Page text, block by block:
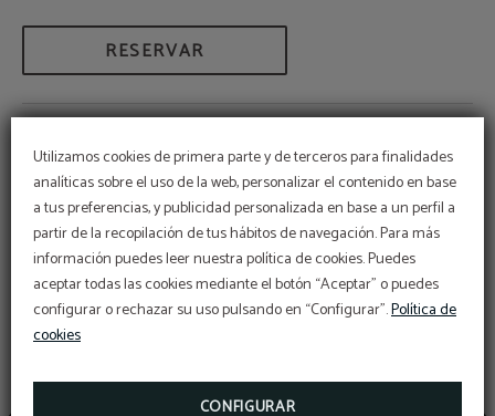
Utilizamos cookies de primera parte y de terceros para finalidades
analíticas sobre el uso de la web, personalizar el contenido en base
a tus preferencias, y publicidad personalizada en base a un perfil a
partir de la recopilación de tus hábitos de navegación. Para más
información puedes leer nuestra política de cookies. Puedes
aceptar todas las cookies mediante el botón “Aceptar” o puedes
configurar o rechazar su uso pulsando en “Configurar”.Política de
cookies
CONFIGURAR
RESERVAR
PROMOCIONES
Oferta exclusiva web
CONOCE LOS BENEFICIOS DE NUESTRA WEB
Reserva a través de la web oficial y aprovéchate